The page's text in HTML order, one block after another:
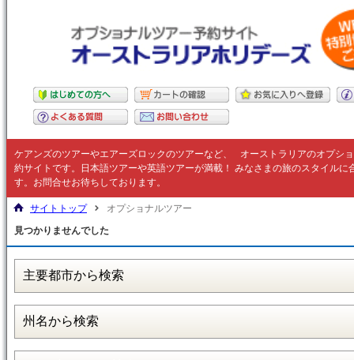
ケアンズのツアーやエアーズロックのツアーなど、 オーストラリアのオプシ
約サイトです。日本語ツアーや英語ツアーが満載！ みなさまの旅のスタイルに
す。お問合せお待ちしております。
サイトトップ
オプショナルツアー
見つかりませんでした